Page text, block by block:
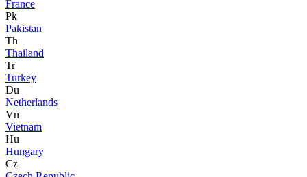
France
Pk
Pakistan
Th
Thailand
Tr
Turkey
Du
Netherlands
Vn
Vietnam
Hu
Hungary
Cz